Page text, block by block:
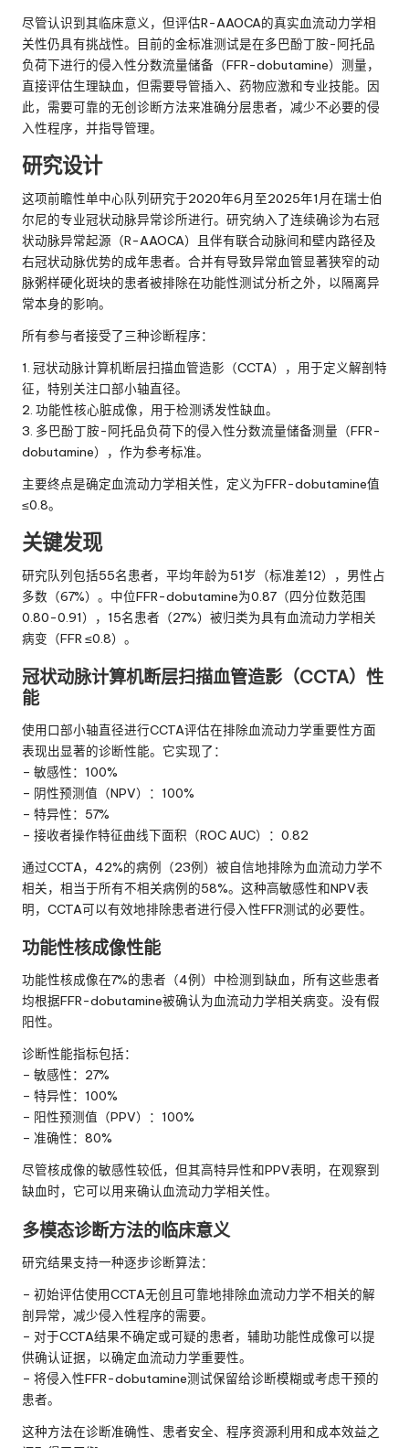
尽管认识到其临床意义，但评估R-AAOCA的真实血流动力学相
关性仍具有挑战性。目前的金标准测试是在多巴酚丁胺-阿托品
负荷下进行的侵入性分数流量储备（FFR-dobutamine）测量，
直接评估生理缺血，但需要导管插入、药物应激和专业技能。因
此，需要可靠的无创诊断方法来准确分层患者，减少不必要的侵
入性程序，并指导管理。
研究设计
这项前瞻性单中心队列研究于2020年6月至2025年1月在瑞士伯
尔尼的专业冠状动脉异常诊所进行。研究纳入了连续确诊为右冠
状动脉异常起源（R-AAOCA）且伴有联合动脉间和壁内路径及
右冠状动脉优势的成年患者。合并有导致异常血管显著狭窄的动
脉粥样硬化斑块的患者被排除在功能性测试分析之外，以隔离异
常本身的影响。
所有参与者接受了三种诊断程序：
1. 冠状动脉计算机断层扫描血管造影（CCTA），用于定义解剖特
征，特别关注口部小轴直径。
2. 功能性核心脏成像，用于检测诱发性缺血。
3. 多巴酚丁胺-阿托品负荷下的侵入性分数流量储备测量（FFR-
dobutamine），作为参考标准。
主要终点是确定血流动力学相关性，定义为FFR-dobutamine值
≤0.8。
关键发现
研究队列包括55名患者，平均年龄为51岁（标准差12），男性占
多数（67%）。中位FFR-dobutamine为0.87（四分位数范围
0.80-0.91），15名患者（27%）被归类为具有血流动力学相关
病变（FFR ≤0.8）。
冠状动脉计算机断层扫描血管造影（CCTA）性
能
使用口部小轴直径进行CCTA评估在排除血流动力学重要性方面
表现出显著的诊断性能。它实现了：
– 敏感性：100%
– 阴性预测值（NPV）：100%
– 特异性：57%
– 接收者操作特征曲线下面积（ROC AUC）：0.82
通过CCTA，42%的病例（23例）被自信地排除为血流动力学不
相关，相当于所有不相关病例的58%。这种高敏感性和NPV表
明，CCTA可以有效地排除患者进行侵入性FFR测试的必要性。
功能性核成像性能
功能性核成像在7%的患者（4例）中检测到缺血，所有这些患者
均根据FFR-dobutamine被确认为血流动力学相关病变。没有假
阳性。
诊断性能指标包括：
– 敏感性：27%
– 特异性：100%
– 阳性预测值（PPV）：100%
– 准确性：80%
尽管核成像的敏感性较低，但其高特异性和PPV表明，在观察到
缺血时，它可以用来确认血流动力学相关性。
多模态诊断方法的临床意义
研究结果支持一种逐步诊断算法：
– 初始评估使用CCTA无创且可靠地排除血流动力学不相关的解
剖异常，减少侵入性程序的需要。
– 对于CCTA结果不确定或可疑的患者，辅助功能性成像可以提
供确认证据，以确定血流动力学重要性。
– 将侵入性FFR-dobutamine测试保留给诊断模糊或考虑干预的
患者。
这种方法在诊断准确性、患者安全、程序资源利用和成本效益之